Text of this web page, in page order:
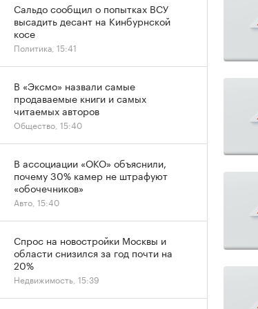
Сальдо сообщил о попытках ВСУ
высадить десант на Кинбурнской
косе
Политика, 15:41
В «Эксмо» назвали самые
продаваемые книги и самых
читаемых авторов
Общество, 15:40
В ассоциации «ОКО» объяснили,
почему 30% камер не штрафуют
«обочечников»
Авто, 15:40
Спрос на новостройки Москвы и
области снизился за год почти на
20%
Недвижимость, 15:39